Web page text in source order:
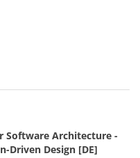
Software Architecture -
Driven Design [DE]